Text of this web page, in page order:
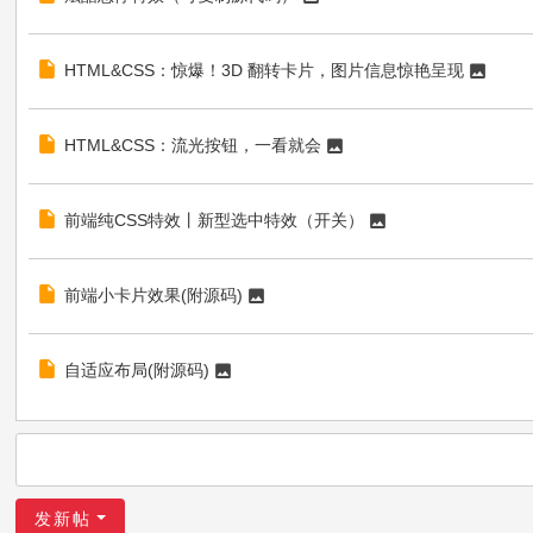
HTML&CSS：惊爆！3D 翻转卡片，图片信息惊艳呈现
HTML&CSS：流光按钮，一看就会
前端纯CSS特效丨新型选中特效（开关）
前端小卡片效果(附源码)
自适应布局(附源码)
发新帖